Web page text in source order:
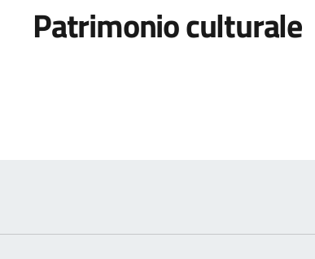
Patrimonio culturale